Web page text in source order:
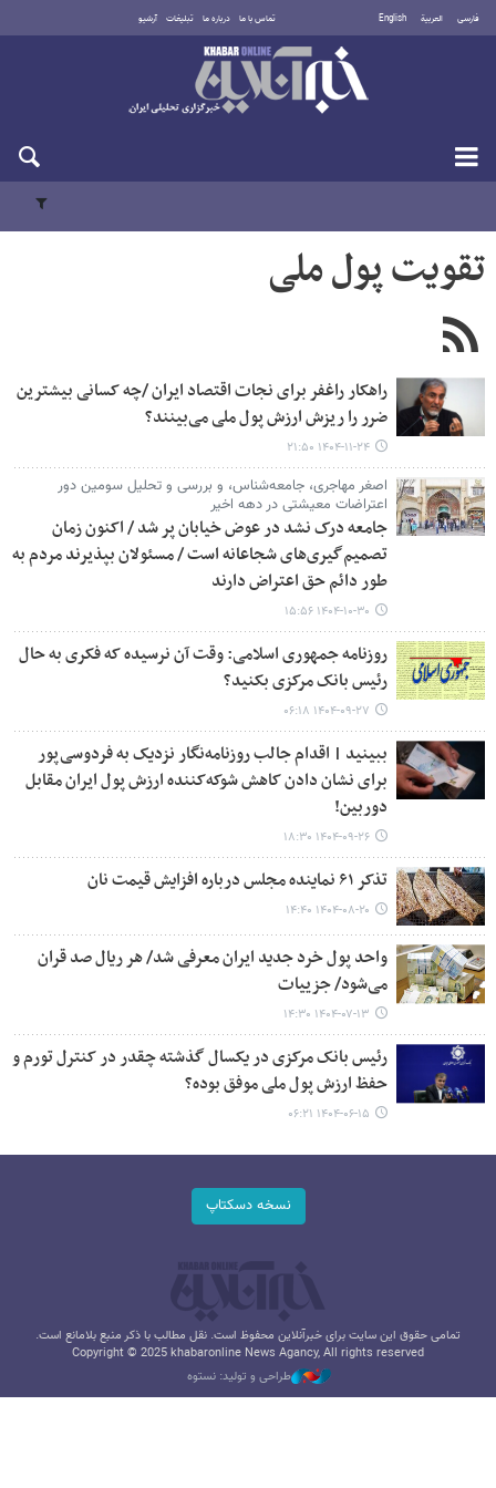
فارسی العربية English تماس با ما درباره ما تبلیغات آرشیو
جمعه ۱۶ مرداد ۱۴۰۵
تقویت پول ملی
راهکار راغفر برای نجات اقتصاد ایران /چه کسانی بیشترین
ضرر را ریزش ارزش پول ملی می‌بینند؟
۱۴۰۴-۱۱-۲۴ ۲۱:۵۰
اصغر مهاجری، جامعه‌شناس، و بررسی و تحلیل سومین دور
اعتراضات معیشتی در دهه اخیر
جامعه درک نشد در عوض خیابان پر شد / اکنون زمان
تصمیم‌گیری‌های شجاعانه است / مسئولان بپذیرند مردم به
طور دائم حق اعتراض دارند
۱۴۰۴-۱۰-۳۰ ۱۵:۵۶
روزنامه جمهوری اسلامی: وقت آن نرسیده که فکری به حال
رئیس بانک مرکزی بکنید؟
۱۴۰۴-۰۹-۲۷ ۰۶:۱۸
ببینید | اقدام جالب روزنامه‌نگار نزدیک به فردوسی‌پور
برای نشان دادن کاهش شوکه‌کننده ارزش پول ایران مقابل
دوربین!
۱۴۰۴-۰۹-۲۶ ۱۸:۳۰
تذکر ۶۱ نماینده مجلس درباره افزایش قیمت نان
۱۴۰۴-۰۸-۲۰ ۱۴:۴۰
واحد پول خرد جدید ایران معرفی شد/ هر ریال صد قران
می‌شود/ جزییات
۱۴۰۴-۰۷-۱۳ ۱۴:۳۰
رئیس بانک مرکزی در یکسال گذشته چقدر در کنترل تورم و
حفظ ارزش پول ملی موفق بوده؟
۱۴۰۴-۰۶-۱۵ ۰۶:۲۱
نسخه دسکتاپ
تمامی حقوق این سایت برای خبرآنلاین محفوظ است. نقل مطالب با ذکر منبع بلامانع است.
Copyright © 2025 khabaronline News Agancy, All rights reserved
طراحی و تولید: نستوه